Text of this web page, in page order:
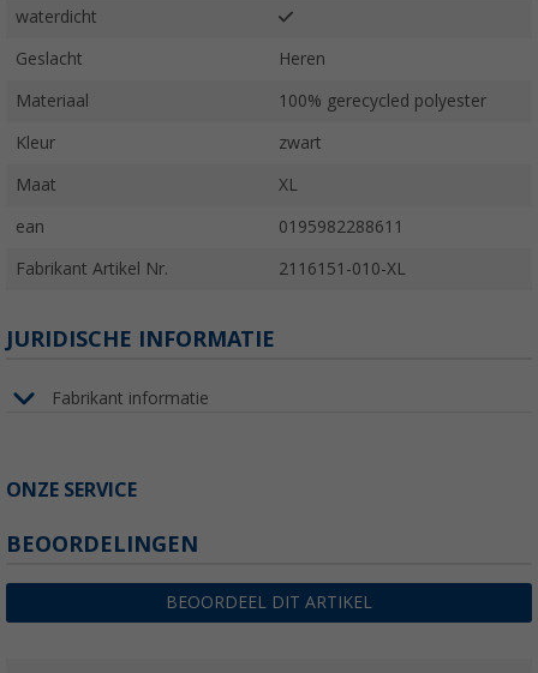
waterdicht
Geslacht Heren
Materiaal 100% gerecycled polyester
Kleur zwart
Maat XL
ean 0195982288611
Fabrikant Artikel Nr. 2116151-010-XL
JURIDISCHE INFORMATIE
Fabrikant informatie
ONZE SERVICE
BEOORDELINGEN
BEOORDEEL DIT ARTIKEL